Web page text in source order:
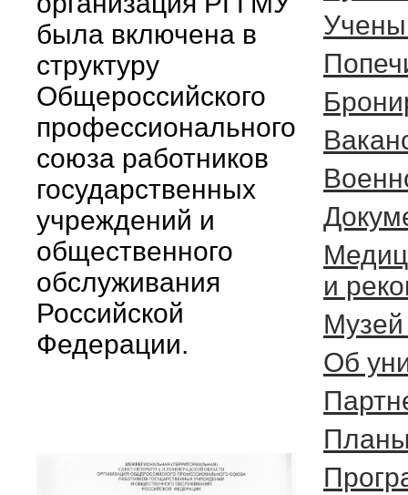
была включена в
структуру
Общероссийского
профессионального
союза работников
государственных
учреждений и
общественного
обслуживания
Российской
Федерации.
и
Музей
Об